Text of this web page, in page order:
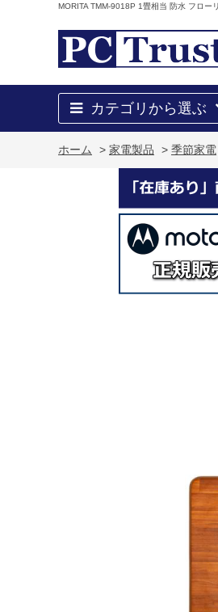
MORITA TMM-9018P 1畳相当 防水 フロー
カテゴリから選ぶ
ホーム > 家電製品 > 季節家電